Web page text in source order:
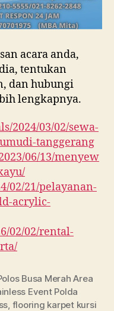
acara anda,
tentukan
dan hubungi
lengkapnya.
2024/03/02/sewa-
tanggerang
06/13/menyew
02/21/pelayanan-
acrylic-
02/02/rental-
Busa Merah Area
Event Polda
, flooring karpet kursi